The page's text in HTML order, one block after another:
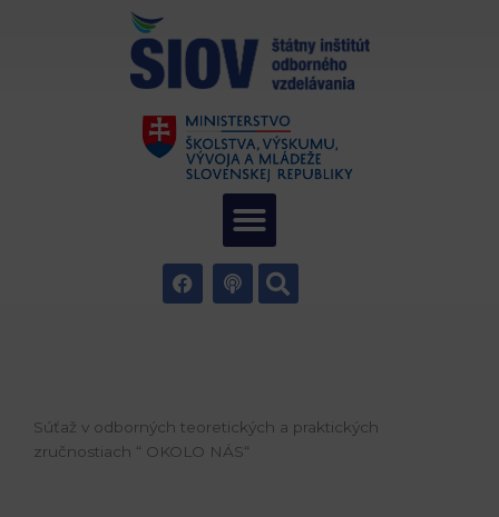
Menu
F
a
c
P
o
d
Vyhľadať
Súťaž v odborných teoretických a praktických
zručnostiach “ OKOLO NÁS“